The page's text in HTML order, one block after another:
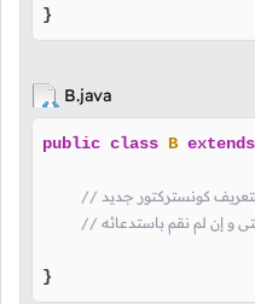
}
B.java
public class B extends
لتعريف كونستركتور جديد
}